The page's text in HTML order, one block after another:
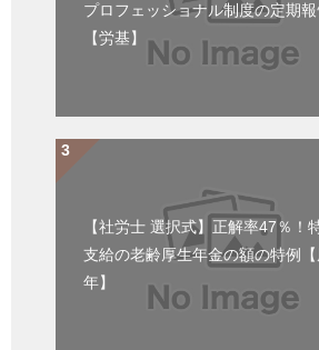
プロフェッショナル制度の定期
【労基】
【社労士 選択式】正解率47％！
支給の老齢厚生年金の額の特例【
年】